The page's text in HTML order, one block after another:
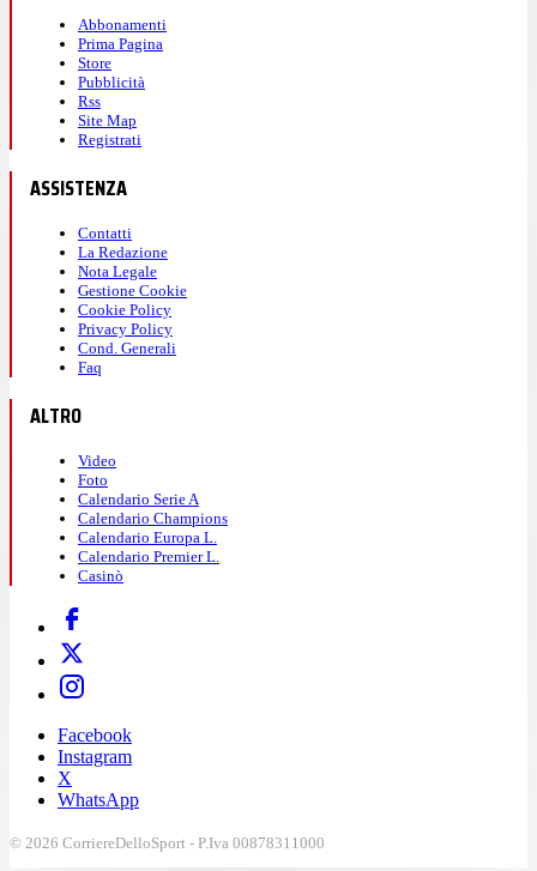
Abbonamenti
Prima Pagina
Store
Pubblicità
Rss
Site Map
Registrati
ASSISTENZA
Contatti
La Redazione
Nota Legale
Gestione Cookie
Cookie Policy
Privacy Policy
Cond. Generali
Faq
ALTRO
Video
Foto
Calendario Serie A
Calendario Champions
Calendario Europa L.
Calendario Premier L.
Casinò
Facebook
Instagram
X
WhatsApp
© 2026 CorriereDelloSport - P.Iva 00878311000